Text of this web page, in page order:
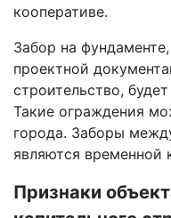
кооперативе.
Забор на
проектной
строительство,
Такие ограждения
города. Заборы
являются временной
Признаки